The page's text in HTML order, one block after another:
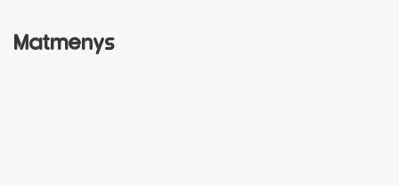
Matmenys